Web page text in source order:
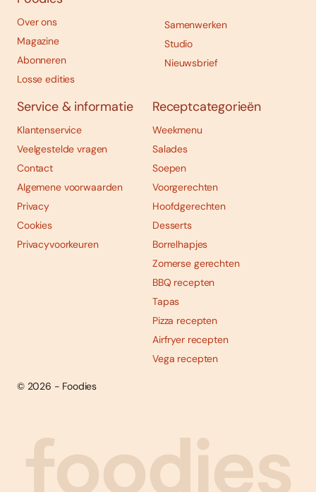
Abonneren
Bestellen
Over ons
Magazine
Abonneren
Losse edities
Samenwerken
Studio
Nieuwsbrief
Service & informatie
Klantenservice
Veelgestelde vragen
Contact
Algemene voorwaarden
Privacy
Cookies
Privacyvoorkeuren
Receptcategorieën
Weekmenu
Salades
Soepen
Voorgerechten
Hoofdgerechten
Desserts
Borrelhapjes
Zomerse gerechten
BBQ recepten
Tapas
Pizza recepten
Airfryer recepten
Vega recepten
© 2026 - Foodies